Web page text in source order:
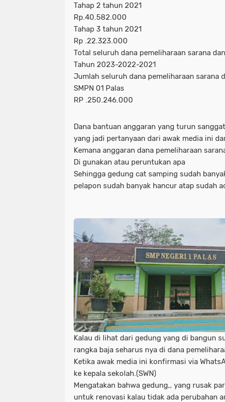
Tahap 2 tahun 2021
Rp.40.582.000
Tahap 3 tahun 2021
Rp .22.323.000
Total seluruh dana pemeliharaan sarana
Tahun 2023-2022-2021
Jumlah seluruh dana pemeliharaan sarana
SMPN 01 Palas
RP .250.246.000
Dana bantuan anggaran yang turun
yang jadi pertanyaan dari awak media ini
Kemana anggaran dana pemeliharaan
Di gunakan atau peruntukan apa
Sehingga gedung cat samping sudah
pelapon sudah banyak hancur atap sudah
Kalau di lihat dari gedung yang di bangun
rangka baja seharus nya di dana
Ketika awak media ini konfirmasi via
ke kepala sekolah.(SWN)
Mengatakan bahwa gedung,, yang rusak
untuk renovasi kalau tidak ada perubahan